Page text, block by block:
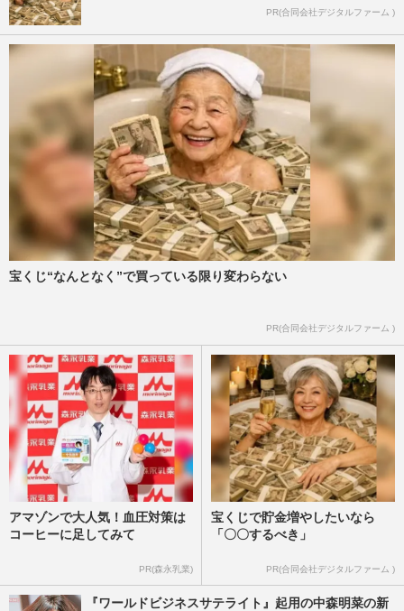
PR(合同会社デジタルファーム )
宝くじ“なんとなく”で買っている限り変わらない
PR(合同会社デジタルファーム )
アマゾンで大人気！血圧対策は
コーヒーに足してみて
PR(森永乳業)
宝くじで貯金増やしたいなら
「〇〇するべき」
PR(合同会社デジタルファーム )
『ワールドビジネスサテライト』起用の中森明菜の新